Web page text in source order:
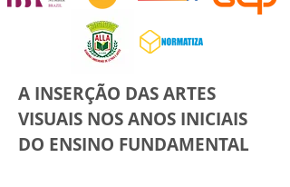
A INSERÇÃO DAS ARTES
VISUAIS NOS ANOS INICIAIS
DO ENSINO FUNDAMENTAL